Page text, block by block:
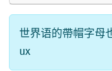
世界语的帶帽字母
ux